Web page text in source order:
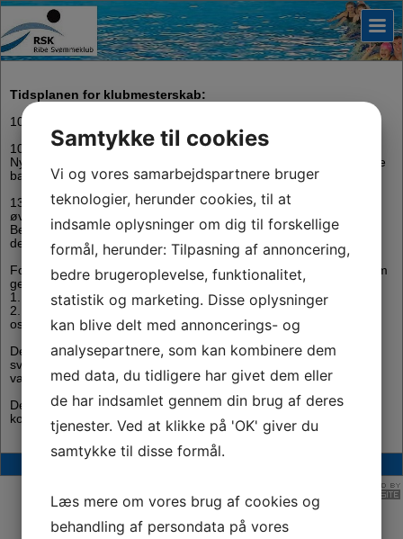
Tidsplanen for klubmesterskab:
10.00: Omklædningen åbner
10.30-13.30: Konkurrencer for hhv. nybegynder og lettere øvet.
Nybegynder konkurrerer i det lille bassin og lettere øvet i det store
bassin
13.30-16.30: Konkurrencer for hhv. begyndere og
øvet/ungdomsholdet.
Begyndere konkurrerer i det lille bassin og øvet/ungdomsholdet i
det store bassin.
For alle hold vil konkurrencerne bestå af 5 små konkurrencer, som
gennemføres i heats.
1. heat i 1. konkurrence,
2. heat i 1. konkurrence
osv.
Der vil derfor være ventetid mellem de enkelte heat for hver
svømmer. Tag gerne et håndklæde eller andet med til at holde
varmen.
Der kommer en mere præcis tidsplan, når tilmeldingerne er
kommet ind.
Samtykke til cookies
Vi og vores samarbejdspartnere bruger
teknologier, herunder cookies, til at
indsamle oplysninger om dig til forskellige
formål, herunder: Tilpasning af annoncering,
bedre brugeroplevelse, funktionalitet,
statistik og marketing. Disse oplysninger
kan blive delt med annoncerings- og
analysepartnere, som kan kombinere dem
med data, du tidligere har givet dem eller
de har indsamlet gennem din brug af deres
tjenester. Ved at klikke på 'OK' giver du
samtykke til disse formål.
Læs mere om vores brug af cookies og
behandling af persondata på vores